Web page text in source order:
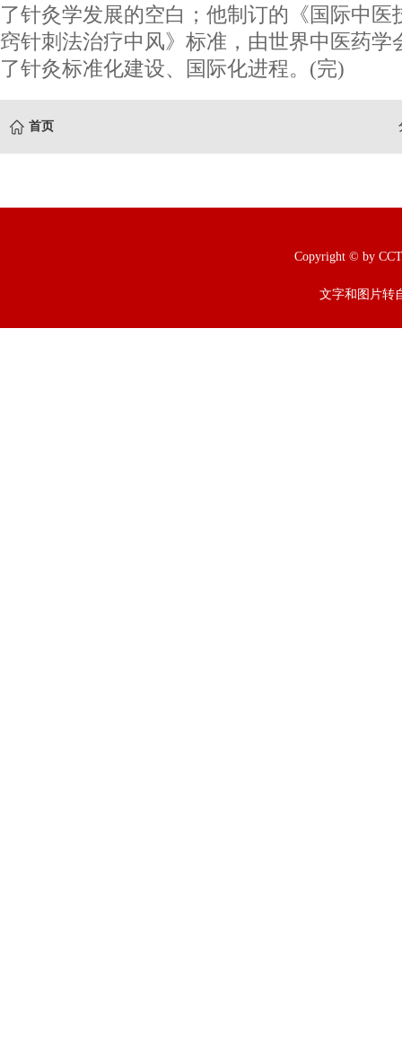
了针灸学发展的空白；他制订的《国际中医
窍针刺法治疗中风》标准，由世界中医药学
了针灸标准化建设、国际化进程。(完)
首页
Copyright © by
文字和图片转